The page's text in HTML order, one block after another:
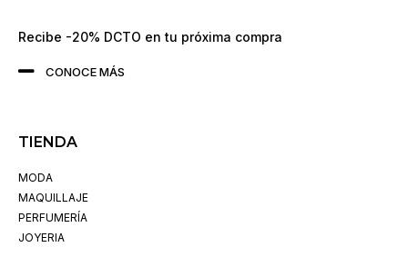
Recibe -20% DCTO en tu próxima compra
CONOCE MÁS
TIENDA
MODA
MAQUILLAJE
PERFUMERÍA
JOYERIA